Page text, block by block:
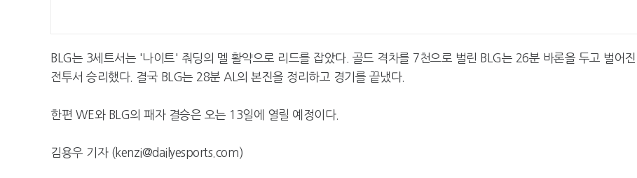
BLG는 3세트서는 '나이트' 줘딩의 멜 활약으로 리드를 잡았다. 골드 격차를 7천으로 벌린 BLG는 26분 바론을 두고 벌어진
전투서 승리했다. 결국 BLG는 28분 AL의 본진을 정리하고 경기를 끝냈다.
한편 WE와 BLG의 패자 결승은 오는 13일에 열릴 예정이다.
김용우 기자 (kenzi@dailyesports.com)